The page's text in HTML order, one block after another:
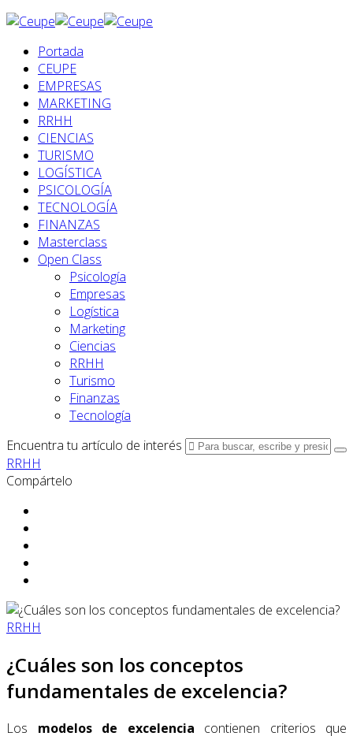
Portada
CEUPE
EMPRESAS
MARKETING
RRHH
CIENCIAS
TURISMO
LOGÍSTICA
PSICOLOGÍA
TECNOLOGÍA
FINANZAS
Masterclass
Open Class
Psicología
Empresas
Logística
Marketing
Ciencias
RRHH
Turismo
Finanzas
Tecnología
Encuentra tu artículo de interés
RRHH
Compártelo
RRHH
¿Cuáles son los conceptos
fundamentales de excelencia?
Los modelos de excelencia contienen criterios que